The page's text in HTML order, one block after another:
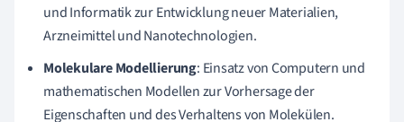
und Informatik zur Entwicklung neuer Materialien,
Arzneimittel und Nanotechnologien.
Molekulare Modellierung: Einsatz von Computern und
mathematischen Modellen zur Vorhersage der
Eigenschaften und des Verhaltens von Molekülen.